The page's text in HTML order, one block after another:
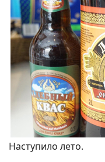
Наступило лето.